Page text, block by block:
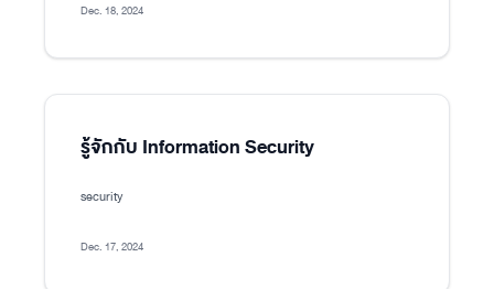
Dec. 18, 2024
รู้จักกับ Information Security
security
Dec. 17, 2024